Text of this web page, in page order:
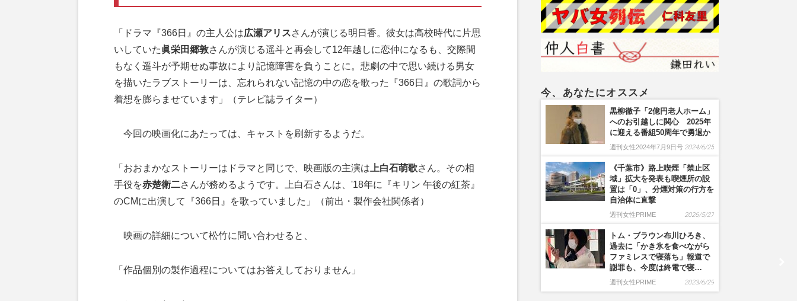
「ドラマ『366日』の主人公は広瀬アリスさんが演じる明日香。彼女は高校時代に片思
いしていた眞栄田郷敦さんが演じる遥斗と再会して12年越しに恋仲になるも、交際間
もなく遥斗が予期せぬ事故により記憶障害を負うことに。悲劇の中で思い続ける男女
を描いたラブストーリーは、忘れられない記憶の中の恋を歌った『366日』の歌詞から
着想を膨らませています」（テレビ誌ライター）
今回の映画化にあたっては、キャストを刷新するようだ。
「おおまかなストーリーはドラマと同じで、映画版の主演は 上白石萌歌さん。その相
手役を赤楚衛二さんが務めるようです。上白石さんは、'18年に『キリン 午後の紅茶』
のCMに出演して『366日』を歌っていました」（前出・製作会社関係者）
映画の詳細について松竹に問い合わせると、
「作品個別の製作過程についてはお答えしておりません」
今、あなたにオススメ
黒柳徹子「2億円老人ホーム」
へのお引越しに関心 2025年
に迎える番組50周年で勇退か
週刊女性2024年7月9日号 2024/6/25
《千葉市》路上喫煙「禁止区
域」拡大を発表も喫煙所の設
置は「0」、分煙対策の行方を
自治体に直撃
週刊女性PRIME 2026/5/27
トム・ブラウン布川ひろき、
過去に「かき氷を食べながら
ファミレスで寝落ち」報道で
謝罪も、今度は終電で寝…
週刊女性PRIME 2023/6/29